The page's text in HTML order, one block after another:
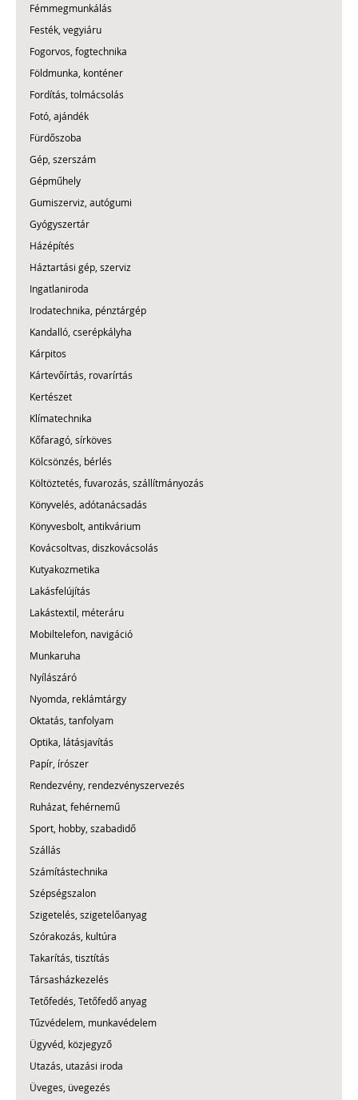
Fémmegmunkálás
Festék, vegyiáru
Fogorvos, fogtechnika
Földmunka, konténer
Fordítás, tolmácsolás
Fotó, ajándék
Fürdőszoba
Gép, szerszám
Gépműhely
Gumiszerviz, autógumi
Gyógyszertár
Házépítés
Háztartási gép, szerviz
Ingatlaniroda
Irodatechnika, pénztárgép
Kandalló, cserépkályha
Kárpitos
Kártevőírtás, rovarírtás
Kertészet
Klímatechnika
Kőfaragó, sírköves
Kölcsönzés, bérlés
Költöztetés, fuvarozás, szállítmányozás
Könyvelés, adótanácsadás
Könyvesbolt, antikvárium
Kovácsoltvas, diszkovácsolás
Kutyakozmetika
Lakásfelújítás
Lakástextil, méteráru
Mobiltelefon, navigáció
Munkaruha
Nyílászáró
Nyomda, reklámtárgy
Oktatás, tanfolyam
Optika, látásjavítás
Papír, írószer
Rendezvény, rendezvényszervezés
Ruházat, fehérnemű
Sport, hobby, szabadidő
Szállás
Számítástechnika
Szépségszalon
Szigetelés, szigetelőanyag
Szórakozás, kultúra
Takarítás, tisztítás
Társasházkezelés
Tetőfedés, Tetőfedő anyag
Tűzvédelem, munkavédelem
Ügyvéd, közjegyző
Utazás, utazási iroda
Üveges, üvegezés